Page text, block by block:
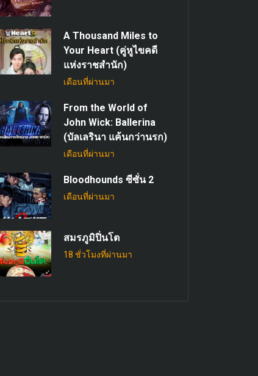
A Thousand Miles to
Your Heart (คู่หูไขคดี
แห่งราชสำนัก)
เดือนที่ผ่านมา
From the World of
John Wick: Ballerina
(บัลเลรินา แค้นกว่านรก)
เดือนที่ผ่านมา
Bloodhounds ซีซั่น 2
เดือนที่ผ่านมา
สมรภูมิปิ่นโต
18 ชั่วโมงที่ผ่านมา